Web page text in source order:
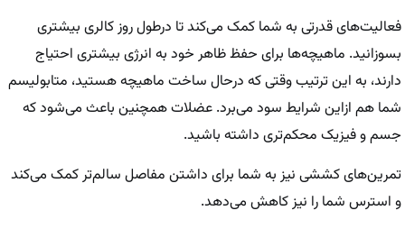
فعالیت‌های قدرتی به شما کمک می‌کند تا درطول روز کالری بیشتری
بسوزانید. ماهیچه‌ها برای حفظ ظاهر خود به انرژی بیشتری احتیاج
دارند، به این ترتیب وقتی که درحال ساخت ماهیچه هستید، متابولیسم
شما هم ازاین شرایط سود می‌برد. عضلات همچنین باعث می‌شود که
جسم و فیزیک محکم‌تری داشته باشید.
تمرین‌های کششی نیز به شما برای داشتن مفاصل سالم‌تر کمک می‌کند
و استرس شما را نیز کاهش می‌دهد.